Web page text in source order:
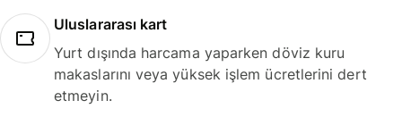
Uluslararası kart
Yurt dışında harcama yaparken döviz kuru
makaslarını veya yüksek işlem ücretlerini dert
etmeyin.